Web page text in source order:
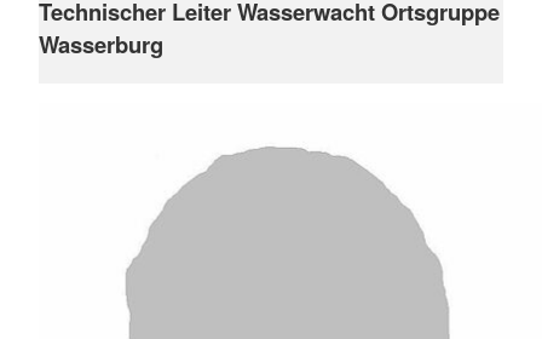
Technischer Leiter Wasserwacht Ortsgruppe
Wasserburg